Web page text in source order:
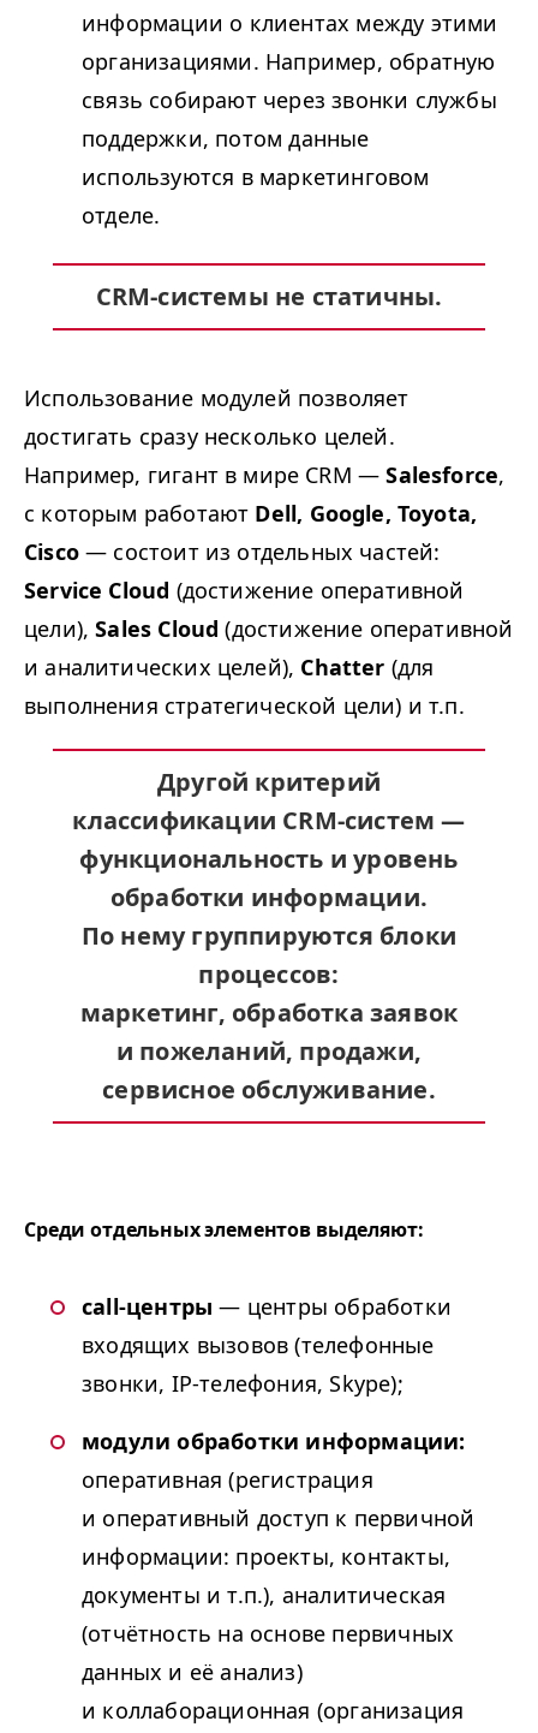
информации о клиентах между этими
организациями. Например, обратную
связь собирают через звонки службы
поддержки, потом данные
используются в маркетинговом
отделе.
CRM-системы не статичны.
Использование модулей позволяет
достигать сразу несколько целей.
Например, гигант в мире CRM —Salesforce,
с которым работают Dell, Google, Toyota,
Cisco— состоит из отдельных частей:
Service Cloud (достижение оперативной
цели),Sales Cloud (достижение оперативной
и аналитических целей), Chatter (для
выполнения стратегической цели) и т.п.
Другой критерий
классификации CRM-систем —
функциональность и уровень
обработки информации.
По нему группируются блоки
процессов:
маркетинг, обработка заявок
и пожеланий, продажи,
сервисное обслуживание.
Среди отдельных элементов выделяют:
call-центры — центры обработки
входящих вызовов (телефонные
звонки, IP-телефония, Skype);
модули обработки информации:
оперативная (регистрация
и оперативный доступ к первичной
информации: проекты, контакты,
документы и т.п.), аналитическая
(отчётность на основе первичных
данных и её анализ)
и коллаборационная (организация